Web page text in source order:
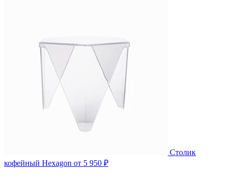
Столик
кофейный Hexagon от 5 950 ₽